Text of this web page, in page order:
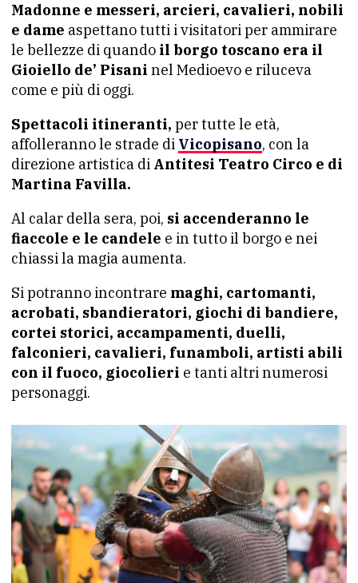
Madonne e messeri, arcieri, cavalieri, nobili
e dame aspettano tutti i visitatori per ammirare
le bellezze di quando il borgo toscano era il
Gioiello de’ Pisani nel Medioevo e riluceva
come e più di oggi.
Spettacoli itineranti, per tutte le età,
affolleranno le strade di Vicopisano, con la
direzione artistica di Antitesi Teatro Circo e di
Martina Favilla.
Al calar della sera, poi, si accenderanno le
fiaccole e le candele e in tutto il borgo e nei
chiassi la magia aumenta.
Si potranno incontrare maghi, cartomanti,
acrobati, sbandieratori, giochi di bandiere,
cortei storici, accampamenti, duelli,
falconieri, cavalieri, funamboli, artisti abili
con il fuoco, giocolieri e tanti altri numerosi
personaggi.